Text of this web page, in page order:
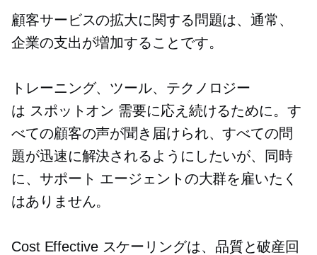
顧客サービスの拡大に関する問題は、通常、
企業の支出が増加することです。
トレーニング、ツール、テクノロジー
は スポットオン 需要に応え続けるために。す
べての顧客の声が聞き届けられ、すべての問
題が迅速に解決されるようにしたいが、同時
に、サポート エージェントの大群を雇いたく
はありません。
Cost Effectiveスケーリングは、品質と破産回